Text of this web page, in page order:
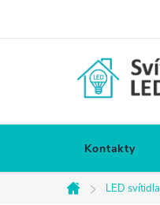
Kontakty
Domů
LED svítidla